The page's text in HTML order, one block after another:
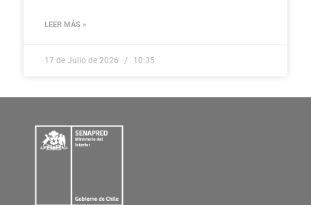
LEER MÁS »
17 de Julio de 2026 10:35